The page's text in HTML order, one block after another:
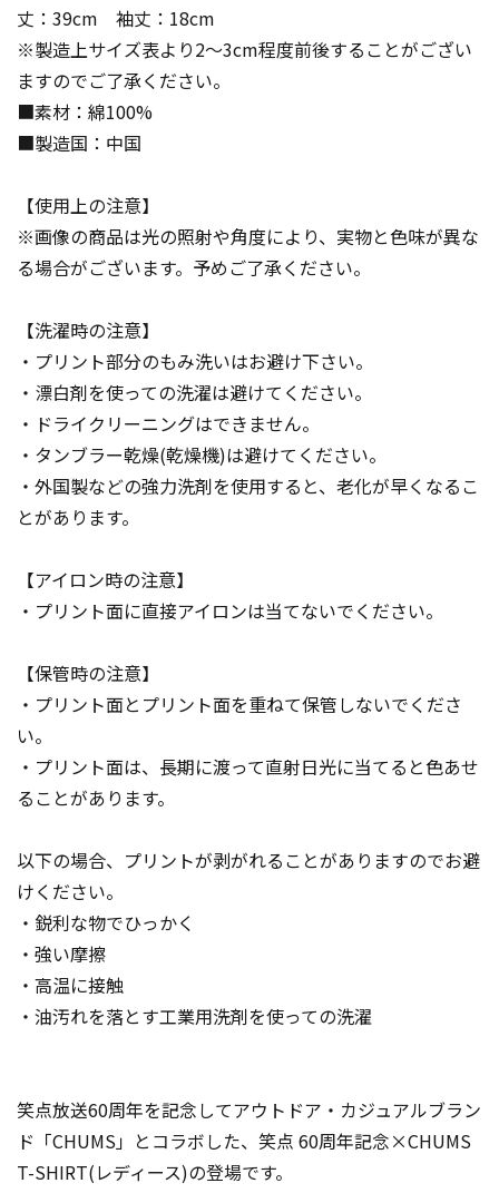
丈：39cm 袖丈：18cm
※製造上サイズ表より2～3cm程度前後することがござい
ますのでご了承ください。
■素材：綿100%
■製造国：中国
【使用上の注意】
※画像の商品は光の照射や角度により、実物と色味が異な
る場合がございます。予めご了承ください。
【洗濯時の注意】
・プリント部分のもみ洗いはお避け下さい。
・漂白剤を使っての洗濯は避けてください。
・ドライクリーニングはできません。
・タンブラー乾燥(乾燥機)は避けてください。
・外国製などの強力洗剤を使用すると、老化が早くなるこ
とがあります。
【アイロン時の注意】
・プリント面に直接アイロンは当てないでください。
【保管時の注意】
・プリント面とプリント面を重ねて保管しないでくださ
い。
・プリント面は、長期に渡って直射日光に当てると色あせ
ることがあります。
以下の場合、プリントが剥がれることがありますのでお避
けください。
・鋭利な物でひっかく
・強い摩擦
・高温に接触
・油汚れを落とす工業用洗剤を使っての洗濯
笑点放送60周年を記念してアウトドア・カジュアルブラン
ド「CHUMS」とコラボした、笑点 60周年記念×CHUMS
T-SHIRT(レディース)の登場です。